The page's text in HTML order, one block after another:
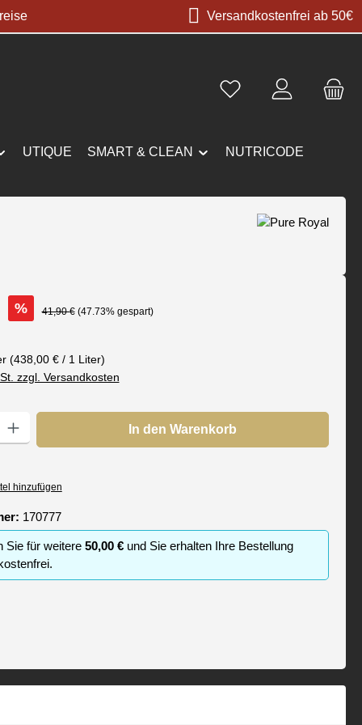
Versandkostenfrei ab 50€
UTIQUE SMART & CLEAN NUTRICODE
% Regulärer Preis:
41,90 € (47.73% gespart)
(438,00 € / 1 Liter)
zzgl. Versandkosten
Gib den gewünschten Wert ein oder benutze die Schaltflächen um
In den Warenkorb
hinzufügen
170777
Sie für weitere 50,00 €und Sie erhalten Ihre Bestellung